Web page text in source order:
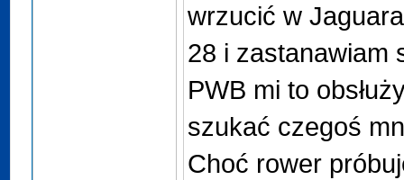
wrzucić w
28 i zastanawiam
PWB mi to
szukać czegoś
Choć rower